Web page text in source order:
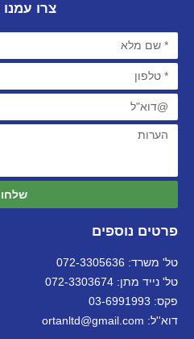
פרטים נוספים
טל' משרד: 072-3305636
טל' נייד מתן: 072-3303674
פקס: 03-6991993
דוא''ל: ortanltd@gmail.com
צרו
שלחו